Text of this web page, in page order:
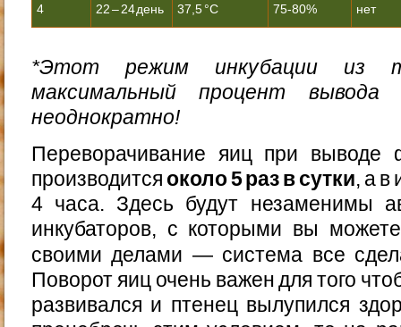
4 22 – 24 день 37,5 °С 75-80% нет
*Этот режим инкубации из
максимальный процент вывода
неоднократно!
Переворачивание яиц при выводе
производится около 5 раз в сутки, а
4 часа. Здесь будут незаменимы
инкубаторов, с которыми вы
своими делами — система все
Поворот яиц очень важен для того
развивался и птенец вылупился